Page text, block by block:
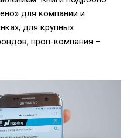
для компании и
для крупных
проп-компания –